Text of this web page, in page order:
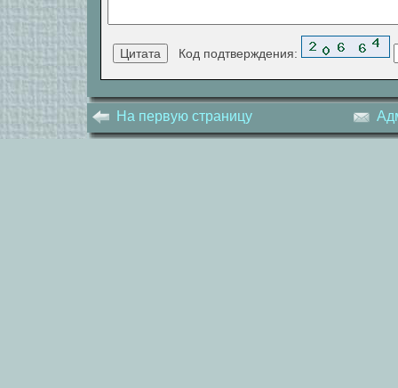
Код подтверждения:
На первую страницу